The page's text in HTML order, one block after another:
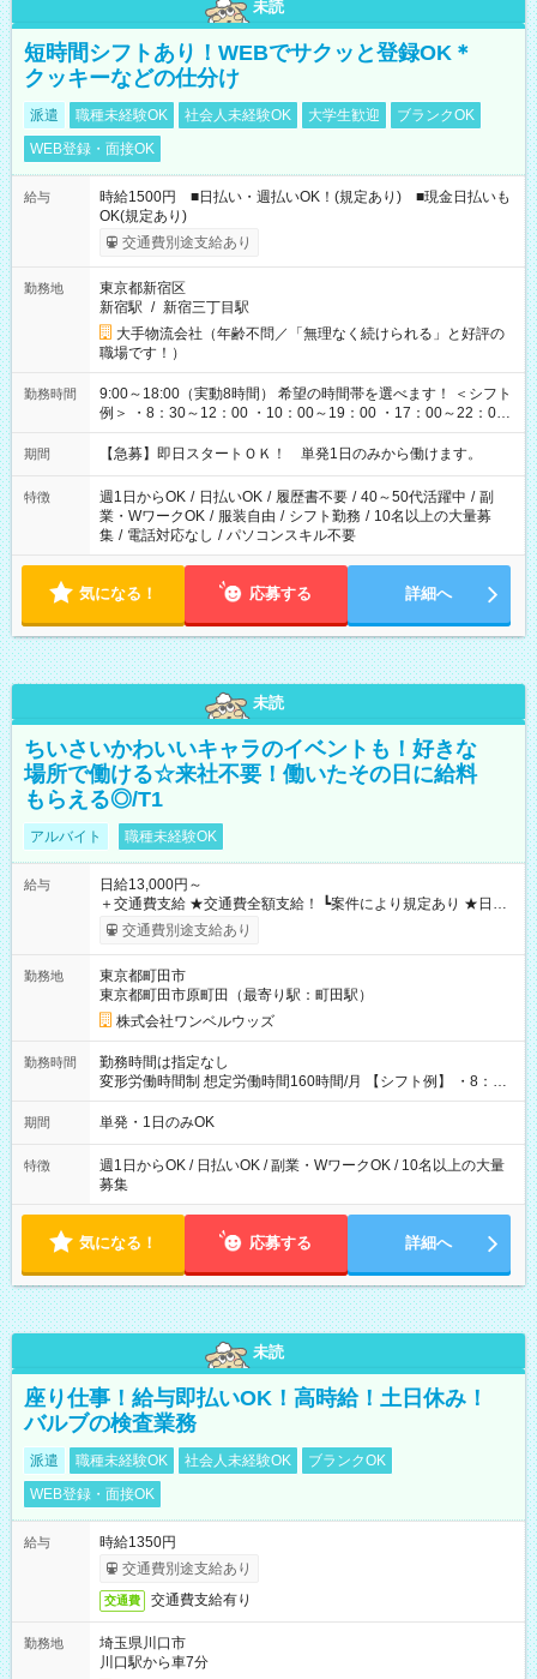
未読
短時間シフトあり！WEBでサクッと登録OK＊
クッキーなどの仕分け
派遣 職種未経験OK 社会人未経験OK 大学生歓迎
ブランクOK
WEB登録・面接OK
給与
時給1500円 ■日払い・週払いOK！(規定あり) ■現金日払いも
OK(規定あり)
交通費別途支給あり
勤務地
東京都新宿区
新宿駅 / 新宿三丁目駅
大手物流会社（年齢不問／「無理なく続けられる」と好評の
職場です！）
勤務時間
9:00～18:00（実動8時間） 希望の時間帯を選べます！ ＜シフト
例＞ ・8：30～12：00 ・10：00～19：00 ・17：00～22：00
・13：00～22：00 ・22：00～翌6：00 など
期間 【急募】即日スタートＯＫ！ 単発1日のみから働けます。
特徴 週1日からOK / 日払いOK / 履歴書不要 / 40～50代活躍中 / 副
業・WワークOK / 服装自由 / シフト勤務 / 10名以上の大量募
集 / 電話対応なし / パソコンスキル不要
気になる！ 応募する 詳細へ
未読
ちいさいかわいいキャラのイベントも！好きな
場所で働ける☆来社不要！働いたその日に給料
もらえる◎/T1
アルバイト 職種未経験OK
給与
日給13,000円～
＋交通費支給 ★交通費全額支給！ ┗案件により規定あり ★日払
いOK！（規定あり） ┗働いたその日に現金GET♪ お仕事後はコ
ンビニATMから 日払い分を引き落とせます！ 【試用期間】試
交通費別途支給あり
勤務地
東京都町田市
東京都町田市原町田（最寄り駅：町田駅）
株式会社ワンベルウッズ
勤務時間
勤務時間は指定なし
変形労働時間制 想定労働時間160時間/月 【シフト例】 ・8：00
～21：00
期間 単発・1日のみOK
特徴
週1日からOK / 日払いOK / 副業・WワークOK / 10名以上の大量
募集
気になる！ 応募する 詳細へ
未読
座り仕事！給与即払いOK！高時給！土日休み！
バルブの検査業務
派遣 職種未経験OK 社会人未経験OK
ブランクOK
WEB登録・面接OK
給与
時給1350円
交通費別途支給あり
交通費 交通費支給有り
勤務地
埼玉県川口市
川口駅から車7分